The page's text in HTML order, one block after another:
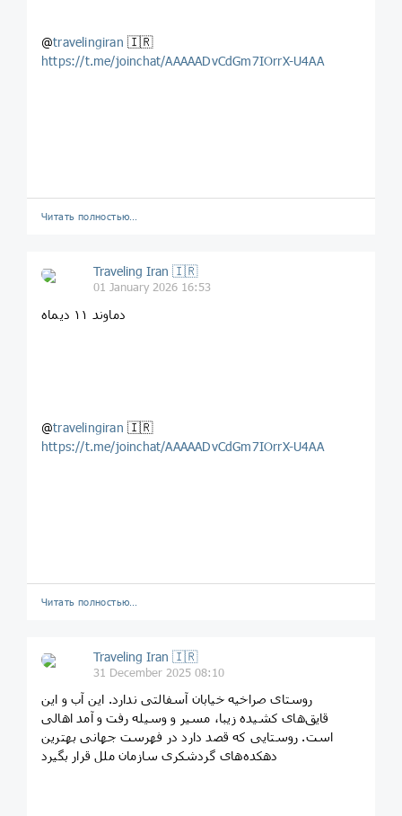
@travelingiran 🇮🇷
https://t.me/joinchat/AAAAADvCdGm7IOrrX-U4AA
Читать полностью…
Traveling Iran 🇮🇷
01 January 2026 16:53
دماوند ۱۱ دیماه
@travelingiran 🇮🇷
https://t.me/joinchat/AAAAADvCdGm7IOrrX-U4AA
Читать полностью…
Traveling Iran 🇮🇷
31 December 2025 08:10
‏روستای صراخیه خیابان آسفالتی ندارد. این آب و این
قایق‌های کشیده زیبا، مسیر و وسیله رفت و آمد اهالی
است. روستایی که قصد دارد در فهرست جهانی بهترین
دهکده‌های گردشکری سازمان ملل قرار بگیرد